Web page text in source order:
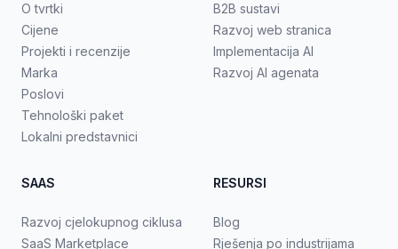
O tvrtki
Cijene
Projekti i recenzije
Marka
Poslovi
Tehnološki paket
Lokalni predstavnici
B2B sustavi
Razvoj web stranica
Implementacija AI
Razvoj AI agenata
SAAS
Razvoj cjelokupnog ciklusa
SaaS Marketplace
RESURSI
Blog
Rješenja po industrijama